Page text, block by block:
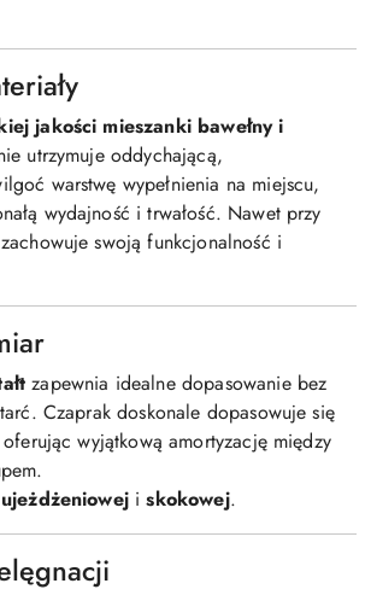
jakości mieszanki bawełny i
utrzymuje oddychającą,
warstwę wypełnienia na miejscu,
wydajność i trwałość. Nawet przy
swoją funkcjonalność i
zapewnia idealne dopasowanie bez
Czaprak doskonale dopasowuje się
wyjątkową amortyzację między
ujeżdżeniowejiskokowej.